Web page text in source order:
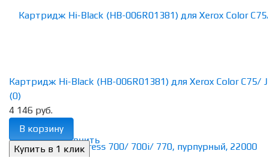
избранное сравнить
Картридж Hi-Black (HB-006R01381) для Xerox Color C75/
(0)
4 146 руб.
В корзину